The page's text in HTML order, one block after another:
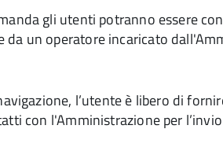
gli utenti potranno essere
un operatore incaricato
l’utente è libero di
con l'Amministrazione per